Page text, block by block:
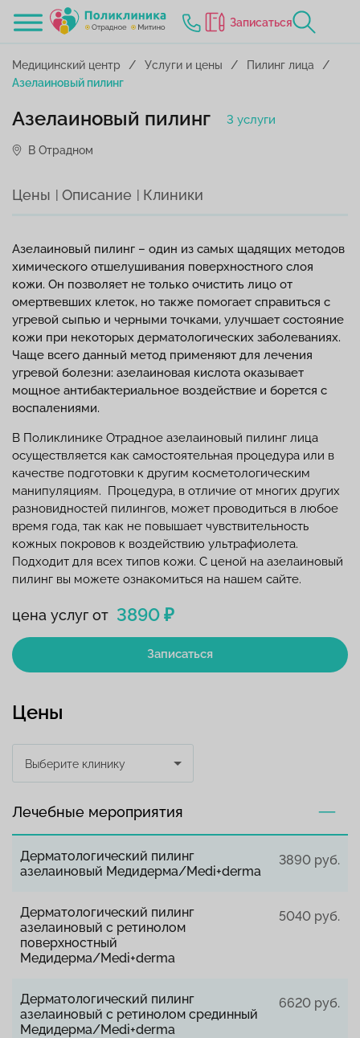
Записаться
Медицинский центр Услуги и цены
Пилинг лица
Азелаиновый пилинг
цена услуг от 3890 ₽
Записаться
Азелаиновый пилинг 3 услуги
В Отрадном
Цены Описание Клиники
Азелаиновый пилинг – один из самых щадящих методов
химического отшелушивания поверхностного слоя
кожи. Он позволяет не только очистить лицо от
омертвевших клеток, но также помогает справиться с
угревой сыпью и черными точками, улучшает состояние
кожи при некоторых дерматологических заболеваниях.
Чаще всего данный метод применяют для лечения
угревой болезни: азелаиновая кислота оказывает
мощное антибактериальное воздействие и борется с
воспалениями.
В Поликлинике Отрадное азелаиновый пилинг лица
осуществляется как самостоятельная процедура или в
качестве подготовки к другим косметологическим
манипуляциям. Процедура, в отличие от многих других
разновидностей пилингов, может проводиться в любое
время года, так как не повышает чувствительность
кожных покровов к воздействию ультрафиолета.
Подходит для всех типов кожи. С ценой на азелаиновый
пилинг вы можете ознакомиться на нашем сайте.
Цены
Выберите клинику
Лечебные мероприятия
Дерматологический пилинг
азелаиновый Медидерма/Medi+derma
3890 руб.
Дерматологический пилинг
азелаиновый с ретинолом
поверхностный
Медидерма/Medi+derma
5040 руб.
Дерматологический пилинг
азелаиновый с ретинолом срединный
Медидерма/Medi+derma
6620 руб.